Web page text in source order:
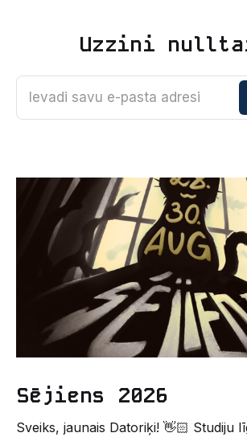
Uzzini
Ievadi savu e-pasta adresi
Sējiens 2026
Sveiks, jaunais Datoriķi! 👋🏻 Studiju līgums noslēgts,